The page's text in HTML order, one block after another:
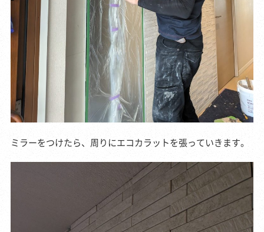
ミラーをつけたら、周りにエコカラットを張っていきます。